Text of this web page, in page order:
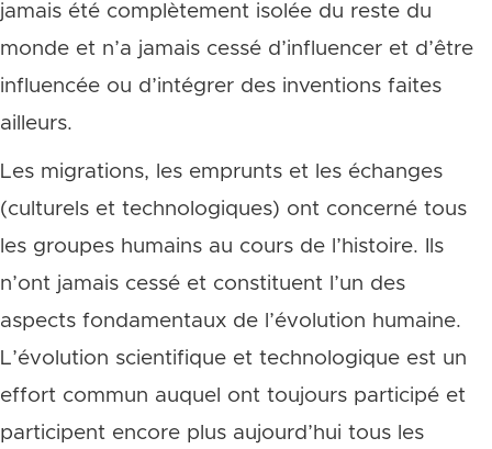
jamais été complètement isolée du reste du
monde et n’a jamais cessé d’influencer et d’être
influencée ou d’intégrer des inventions faites
ailleurs.
Les migrations, les emprunts et les échanges
(culturels et technologiques) ont concerné tous
les groupes humains au cours de l’histoire. Ils
n’ont jamais cessé et constituent l’un des
aspects fondamentaux de l’évolution humaine.
L’évolution scientifique et technologique est un
effort commun auquel ont toujours participé et
participent encore plus aujourd’hui tous les